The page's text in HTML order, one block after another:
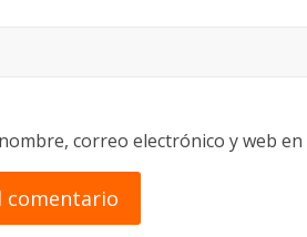
correo electrónico y web